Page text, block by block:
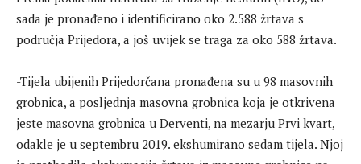
sada je pronađeno i identificirano oko 2.588 žrtava s
područja Prijedora, a još uvijek se traga za oko 588 žrtava.
-Tijela ubijenih Prijedorčana pronađena su u 98 masovnih
grobnica, a posljednja masovna grobnica koja je otkrivena
jeste masovna grobnica u Derventi, na mezarju Prvi kvart,
odakle je u septembru 2019. ekshumirano sedam tijela. Njoj